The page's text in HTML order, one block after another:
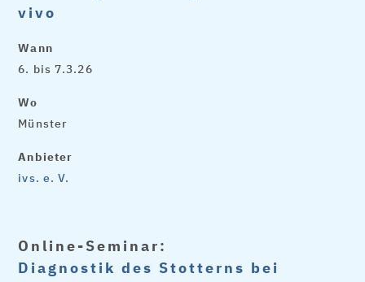
vivo
Wann
6. bis 7.3.26
Wo
Münster
Anbieter
ivs. e. V.
Online-Seminar:
Diagnostik des Stotterns bei